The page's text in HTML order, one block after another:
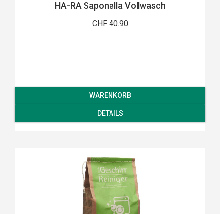
HA-RA Saponella Vollwasch
CHF 40.90
WARENKORB
DETAILS